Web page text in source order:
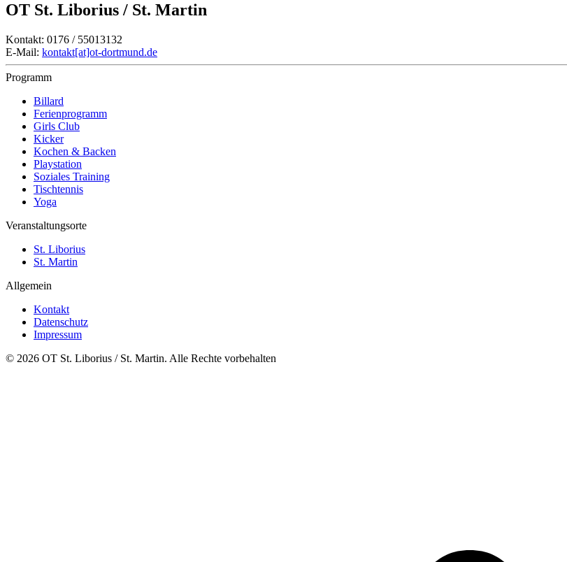
OT St. Liborius / St. Martin
Kontakt: 0176 / 55013132
E-Mail: kontakt[at]ot-dortmund.de
Programm
Billard
Ferienprogramm
Girls Club
Kicker
Kochen & Backen
Playstation
Soziales Training
Tischtennis
Yoga
Veranstaltungsorte
St. Liborius
St. Martin
Allgemein
Kontakt
Datenschutz
Impressum
© 2026 OT St. Liborius / St. Martin. Alle Rechte vorbehalten